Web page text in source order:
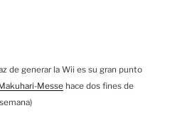
de generar la Wii es su gran punto
Messehace dos fines de
semana)